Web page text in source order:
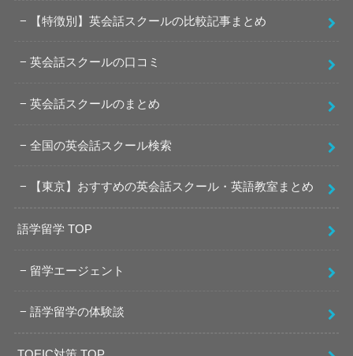
【特徴別】英会話スクールの比較記事まとめ
英会話スクールの口コミ
英会話スクールのまとめ
全国の英会話スクール検索
【東京】おすすめの英会話スクール・英語教室まとめ
語学留学 TOP
留学エージェント
語学留学の体験談